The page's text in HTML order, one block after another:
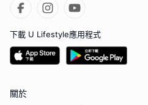
下載 U Lifestyle應用程式
關於